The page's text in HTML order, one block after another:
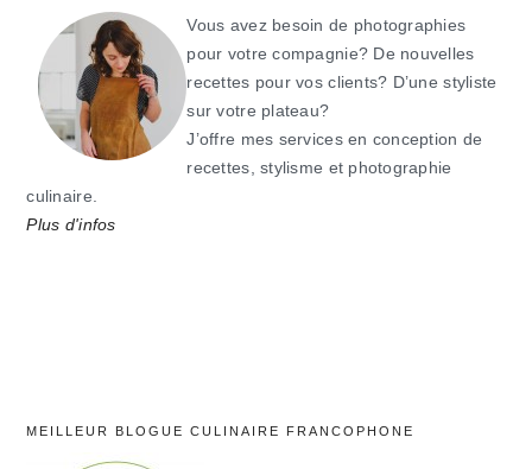
Vous avez besoin de photographies
pour votre compagnie? De nouvelles
recettes pour vos clients? D’une styliste
sur votre plateau?
J’offre mes services en conception de
recettes, stylisme et photographie
culinaire.
Plus d'infos
MEILLEUR BLOGUE CULINAIRE FRANCOPHONE